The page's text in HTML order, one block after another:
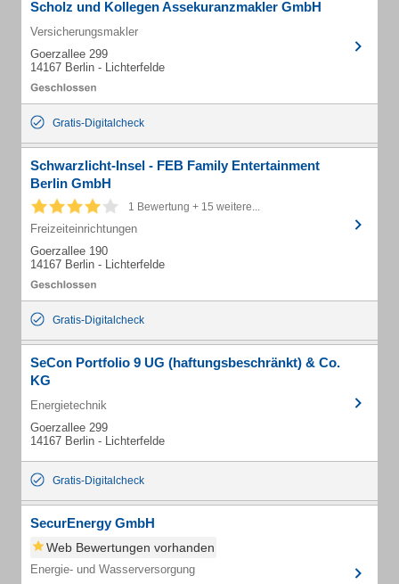
Scholz und Kollegen Assekuranzmakler GmbH
Versicherungsmakler
Goerzallee 299
14167 Berlin - Lichterfelde
Gratis-Digitalcheck
Schwarzlicht-Insel - FEB Family Entertainment
Berlin GmbH
1 Bewertung + 15 weitere...
Freizeiteinrichtungen
Goerzallee 190
14167 Berlin - Lichterfelde
Gratis-Digitalcheck
SeCon Portfolio 9 UG (haftungsbeschränkt) & Co.
KG
Energietechnik
Goerzallee 299
14167 Berlin - Lichterfelde
Gratis-Digitalcheck
SecurEnergy GmbH
Web Bewertungen vorhanden
Energie- und Wasserversorgung